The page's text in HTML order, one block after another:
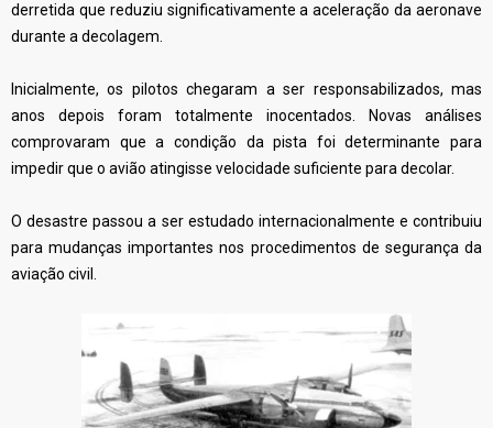
derretida que reduziu significativamente a aceleração da aeronave
durante a decolagem.
Inicialmente, os pilotos chegaram a ser responsabilizados, mas
anos depois foram totalmente inocentados. Novas análises
comprovaram que a condição da pista foi determinante para
impedir que o avião atingisse velocidade suficiente para decolar.
O desastre passou a ser estudado internacionalmente e contribuiu
para mudanças importantes nos procedimentos de segurança da
aviação civil.